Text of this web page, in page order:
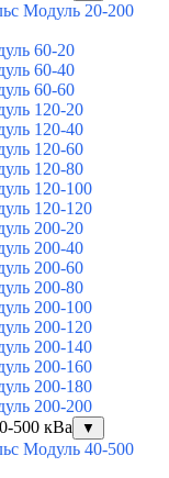
Модуль 20-200
60-20
60-40
60-60
120-20
120-40
120-60
120-80
120-100
120-120
200-20
200-40
200-60
200-80
200-100
200-120
200-140
200-160
200-180
200-200
500 кВа
▼
Модуль 40-500